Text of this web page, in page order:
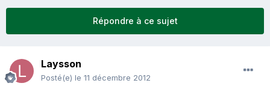
Répondre à ce sujet
Laysson
Posté(e) le 11 décembre 2012